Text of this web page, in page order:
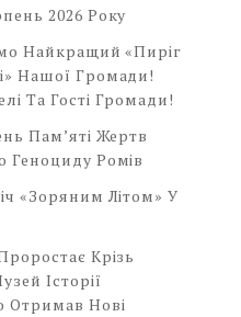
2026 Року
Найкращий «Пиріг
Нашої Громади!
Та Гості Громади!
Пам’яті Жертв
Геноциду Ромів
«Зоряним Літом» У
Крізь
Історії
Отримав Нові